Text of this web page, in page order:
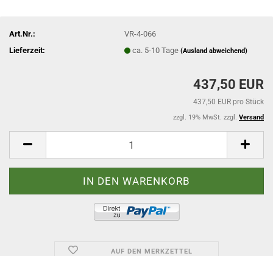
Art.Nr.:
VR-4-066
Lieferzeit:
ca. 5-10 Tage(Ausland abweichend)
437,50 EUR
437,50 EUR pro Stück
zzgl. 19% MwSt. zzgl. Versand
AUF DEN MERKZETTEL